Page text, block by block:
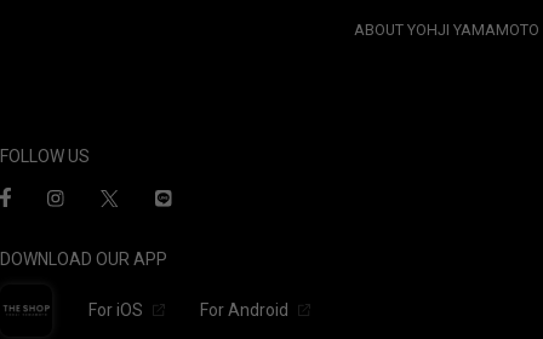
ABOUT YOHJI YAMAMOTO
FOLLOW US
DOWNLOAD OUR APP
For iOS For Android